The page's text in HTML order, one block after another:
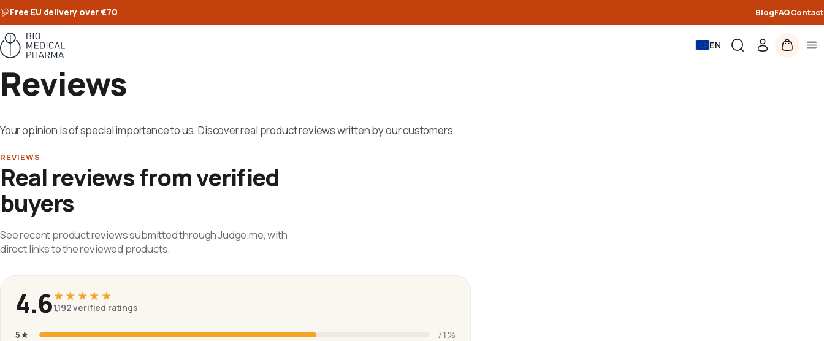
Free EU delivery over €70 BlogFAQContact
EN
Reviews
Your opinion is of special importance to us. Discover real product reviews written by our customers.
REVIEWS
Real reviews from verified
buyers
See recent product reviews submitted through Judge.me, with
direct links to the reviewed products.
4.6★★★★★
★★★★★
1,192verified ratings
5★ 71 %